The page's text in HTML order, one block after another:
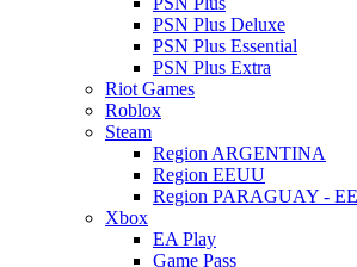
PSN Plus Deluxe
PSN Plus Essential
PSN Plus Extra
Riot Games
Roblox
Steam
Region ARGENTINA
Region EEUU
Region PARAGUAY -
Xbox
EA Play
Game Pass